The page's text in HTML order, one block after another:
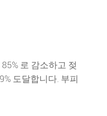
로 감소하고 젖
도달합니다. 부피